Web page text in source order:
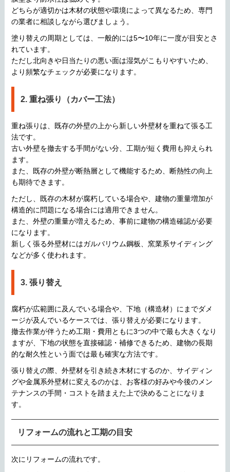
どちらが適切かは木材の状態や環境によって異なるため、専門
の業者に相談しながら選びましょう。
塗り替えの周期としては、一般的には5〜10年に一度が目安とさ
れています。
ただし北向きや日当たりの悪い面は湿気がこもりやすいため、
より頻繁なチェックが必要になります。
2. 重ね張り（カバー工法）
重ね張りは、既存の外壁の上から新しい外壁材を重ねて張る工
法です。
古い外壁を撤去する手間がない分、工期が短く費用も抑えられ
ます。
また、既存の外壁が断熱層として機能するため、断熱性の向上
も期待できます。
ただし、既存の木材が腐朽している場合や、建物の重量増加が
構造的に問題になる場合には適用できません。
また、外壁の重量が増えるため、事前に建物の構造確認が必要
になります。
新しく張る外壁材にはガルバリウム鋼板、窯業系サイディング
などが多く使われます。
3. 張り替え
腐朽が広範囲に及んでいる場合や、下地（構造材）にまでダメ
ージが及んでいるケースでは、張り替えが必要になります。
撤去作業が伴うため工期・費用ともに3つの中で最も大きくなり
ますが、下地の状態を直接確認・補修できるため、建物の長期
的な耐久性という面では最も確実な方法です。
張り替えの際、外壁材を引き続き木材にするのか、サイディン
グや金属系外壁材に変えるのかは、お客様の好みや今後のメン
テナンスの手間・コストを踏まえた上で決めることになりま
す。
リフォームの流れと工期の目安
次にリフォームの流れです。